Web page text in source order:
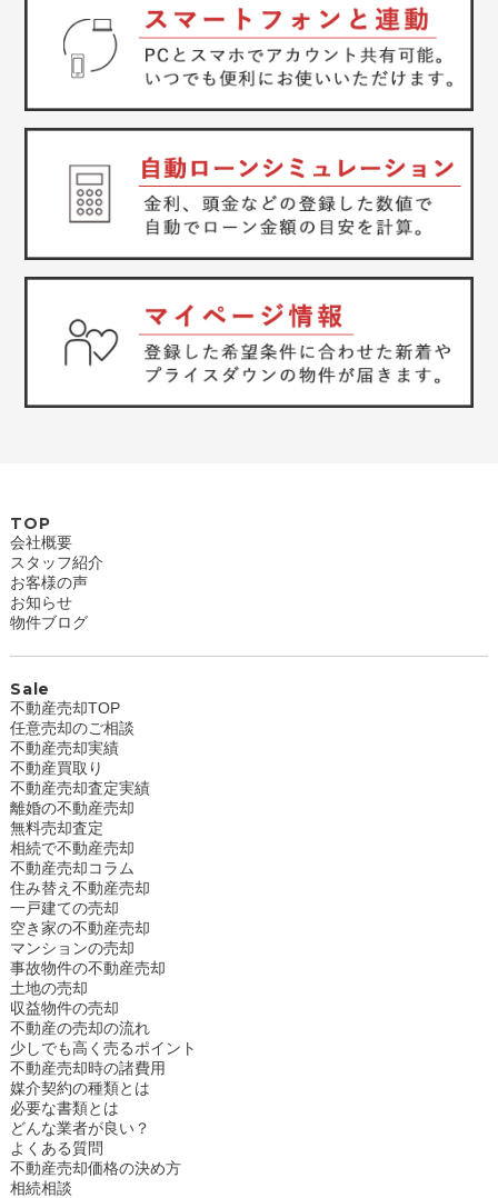
TOP
会社概要
スタッフ紹介
お客様の声
お知らせ
物件ブログ
Sale
不動産売却TOP
任意売却のご相談
不動産売却実績
不動産買取り
不動産売却査定実績
離婚の不動産売却
無料売却査定
相続で不動産売却
不動産売却コラム
住み替え不動産売却
一戸建ての売却
空き家の不動産売却
マンションの売却
事故物件の不動産売却
土地の売却
収益物件の売却
不動産の売却の流れ
少しでも高く売るポイント
不動産売却時の諸費用
媒介契約の種類とは
必要な書類とは
どんな業者が良い？
よくある質問
不動産売却価格の決め方
相続相談